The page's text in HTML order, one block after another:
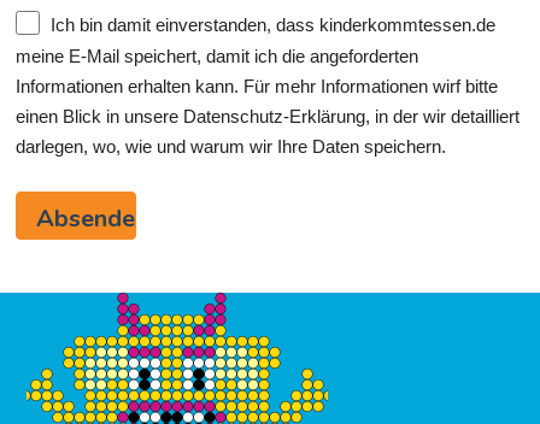
Ich bin damit einverstanden, dass kinderkommtessen.de
meine E-Mail speichert, damit ich die angeforderten
Informationen erhalten kann. Für mehr Informationen wirf bitte
einen Blick in unsere Datenschutz-Erklärung, in der wir detailliert
darlegen, wo, wie und warum wir Ihre Daten speichern.